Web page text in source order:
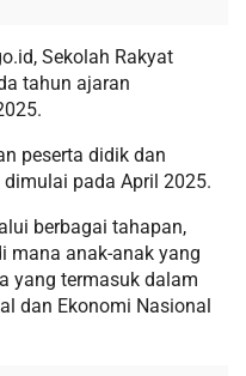
Sekolah Rakyat
tahun ajaran
peserta didik dan
pada April 2025.
berbagai tahapan,
mana anak-anak yang
yang termasuk dalam
dan Ekonomi Nasional